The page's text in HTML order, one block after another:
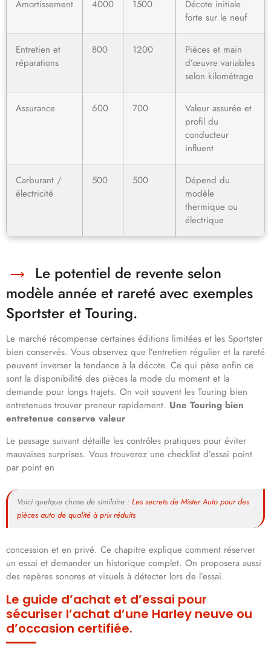
Amortissement 4000 1500
Décote initiale
forte sur le neuf
Entretien et
réparations
800 1200
Pièces et main
d’œuvre variables
selon kilométrage
Assurance 600 700
Valeur assurée et
profil du
conducteur
influent
Carburant /
électricité
500 500
Dépend du
modèle
thermique ou
électrique
Le potentiel de revente selon
modèle année et rareté avec exemples
Sportster et Touring.
Le marché récompense certaines éditions limitées et les Sportster
bien conservés. Vous observez que l’entretien régulier et la rareté
peuvent inverser la tendance à la décote. Ce qui pèse enfin ce
sont la disponibilité des pièces la mode du moment et la
demande pour longs trajets. On voit souvent les Touring bien
entretenues trouver preneur rapidement. Une Touring bien
entretenue conserve valeur
Le passage suivant détaille les contrôles pratiques pour éviter
mauvaises surprises. Vous trouverez une checklist d’essai point
par point en
Voici quelque chose de similaire : Les secrets de Mister Auto pour des
pièces auto de qualité à prix réduits
concession et en privé. Ce chapitre explique comment réserver
un essai et demander un historique complet. On proposera aussi
des repères sonores et visuels à détecter lors de l’essai.
Le guide d’achat et d’essai pour
sécuriser l’achat d’une Harley neuve ou
d’occasion certifiée.